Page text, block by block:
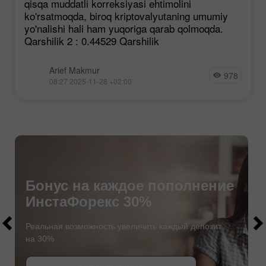
qisqa muddatli korreksiyasi ehtimolini
ko'rsatmoqda, biroq kriptovalyutaning umumiy
yo'nalishi hali ham yuqoriga qarab qolmoqda.
Qarshilik 2 : 0.44529 Qarshilik
Arief Makmur
08:27 2025-11-28 +02:00 978
Бонус на каждое пополнение
ИнстаФорекс 30%
Реальная возможность увеличить каждый депозит
на 30%